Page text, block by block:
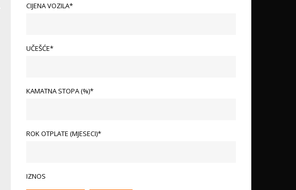
CIJENA VOZILA*
UČEŠĆE*
KAMATNA STOPA (%)*
ROK OTPLATE (MJESECI)*
IZNOS